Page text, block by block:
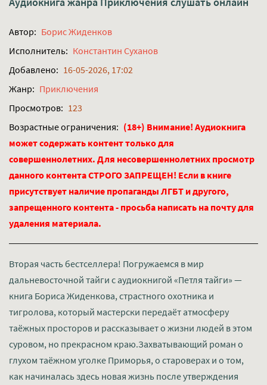
Автор: Борис Жиденков
Исполнитель: Константин Суханов
Добавлено: 16-05-2026, 17:02
Жанр: Приключения
Просмотров: 123
Возрастные ограничения: (18+) Внимание! Аудиокнига
может содержать контент только для
совершеннолетних. Для несовершеннолетних просмотр
данного контента СТРОГО ЗАПРЕЩЕН! Если в книге
присутствует наличие пропаганды ЛГБТ и другого,
запрещенного контента - просьба написать на почту для
удаления материала.
Вторая часть бестселлера! Погружаемся в мир
дальневосточной тайги с аудиокнигой «Петля тайги» —
книга Бориса Жиденкова, страстного охотника и
тигролова, который мастерски передаёт атмосферу
таёжных просторов и рассказывает о жизни людей в этом
суровом, но прекрасном краю.Захватывающий роман о
глухом таёжном уголке Приморья, о староверах и о том,
как начиналась здесь новая жизнь после утверждения